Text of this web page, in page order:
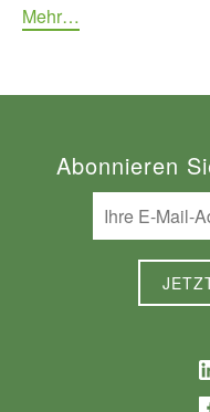
Mehr…
Abonnieren